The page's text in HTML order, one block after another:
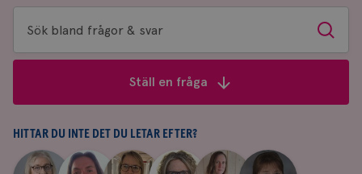
Sök
bland
&
svar
Sök
Ställ en fråga
HITTAR DU INTE DET DU LETAR EFTER?
|
|
|
|